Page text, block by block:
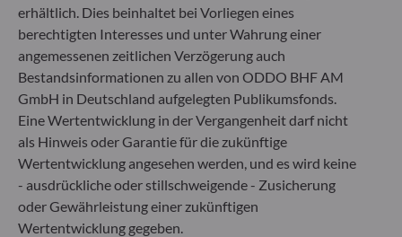
ODDO BHF Asset Management LUX
6, rue Gabriel Lippmann
L-5365 Munsbach
+352 45 76 76 245
Von der Luxemburger Commission de Surveillance du
Secteur Financier (CSSF) zugelassene
Fondsverwaltungsgesellschaft, Handelsregisternummer: B
29891
erhältlich. Dies beinhaltet bei Vorliegen eines
berechtigten Interesses und unter Wahrung einer
angemessenen zeitlichen Verzögerung auch
Bestandsinformationen zu allen von ODDO BHF AM
GmbH in Deutschland aufgelegten Publikumsfonds.
Eine Wertentwicklung in der Vergangenheit darf nicht
als Hinweis oder Garantie für die zukünftige
Wertentwicklung angesehen werden, und es wird keine
- ausdrückliche oder stillschweigende - Zusicherung
oder Gewährleistung einer zukünftigen
Wertentwicklung gegeben.